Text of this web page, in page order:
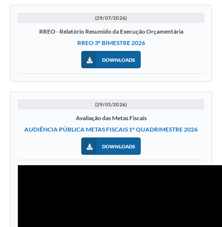
(29/07/2026)
RREO - Relatório Resumido da Execução Orçamentária
RREO 3º BIMESTRE 2026
DOWNLOADS
(29/05/2026)
Avaliação das Metas Fiscais
AUDIÊNCIA PÚBLICA METAS FISCAIS 1º QUADRIMESTRE 2026
DOWNLOADS